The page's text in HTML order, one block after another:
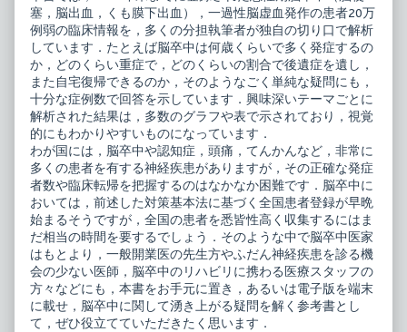
塞，脳出血，くも膜下出血），一過性脳虚血発作の患者20万
例弱の臨床情報を，多くの分担執筆者が独自の切り口で解析
しています．たとえば脳卒中は何歳くらいで多く発症するの
か，どのくらい重症で，どのくらいの割合で後遺症を遺し，
また自宅復帰できるのか，そのようなごく単純な疑問にも，
十分な症例数で回答を示しています．興味深いテーマごとに
解析された結果は，多数のグラフや表で示されており，視覚
的にもわかりやすいものになっています．
わが国には，脳卒中や認知症，頭痛，てんかんなど，非常に
多くの患者を有する神経疾患がありますが，その正確な発症
者数や臨床転帰を把握するのはなかなか困難です．脳卒中に
おいては，前述した対策基本法に基づく全国患者登録が早晩
始まるそうですが，全国の患者を悉皆性高く収集するにはま
だ相当の時間を要するでしょう．そのような中で脳卒中医家
はもとより，一般開業医の先生方やふだん神経疾患を診る機
会の少ない医師，脳卒中のリハビリに携わる医療スタッフの
方々などにも，本書をお手元に置き，あるいは電子版を端末
に載せ，脳卒中に関して湧き上がる疑問を解く参考書とし
て，ぜひ役立てていただきたく思います．